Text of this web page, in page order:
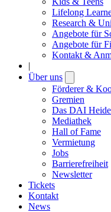
Lifelong
Research &
Angebote für
Angebote für
Kontakt &
|
Über uns
submenu
Förderer &
Gremien
Das DAI
Mediathek
Hall of Fame
Vermietung
Jobs
Barrierefreiheit
Newsletter
Tickets
Kontakt
News